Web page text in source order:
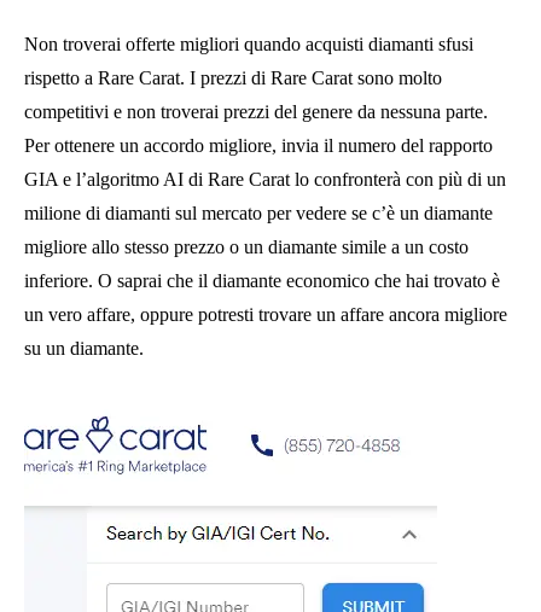
Non troverai offerte migliori quando acquisti diamanti sfusi
rispetto a Rare Carat. I prezzi di Rare Carat sono molto
competitivi e non troverai prezzi del genere da nessuna parte.
Per ottenere un accordo migliore, invia il numero del rapporto
GIA e l’algoritmo AI di Rare Carat lo confronterà con più di un
milione di diamanti sul mercato per vedere se c’è un diamante
migliore allo stesso prezzo o un diamante simile a un costo
inferiore. O saprai che il diamante economico che hai trovato è
un vero affare, oppure potresti trovare un affare ancora migliore
su un diamante.